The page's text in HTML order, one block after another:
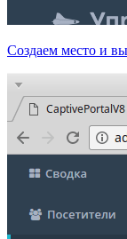
Создаем место и